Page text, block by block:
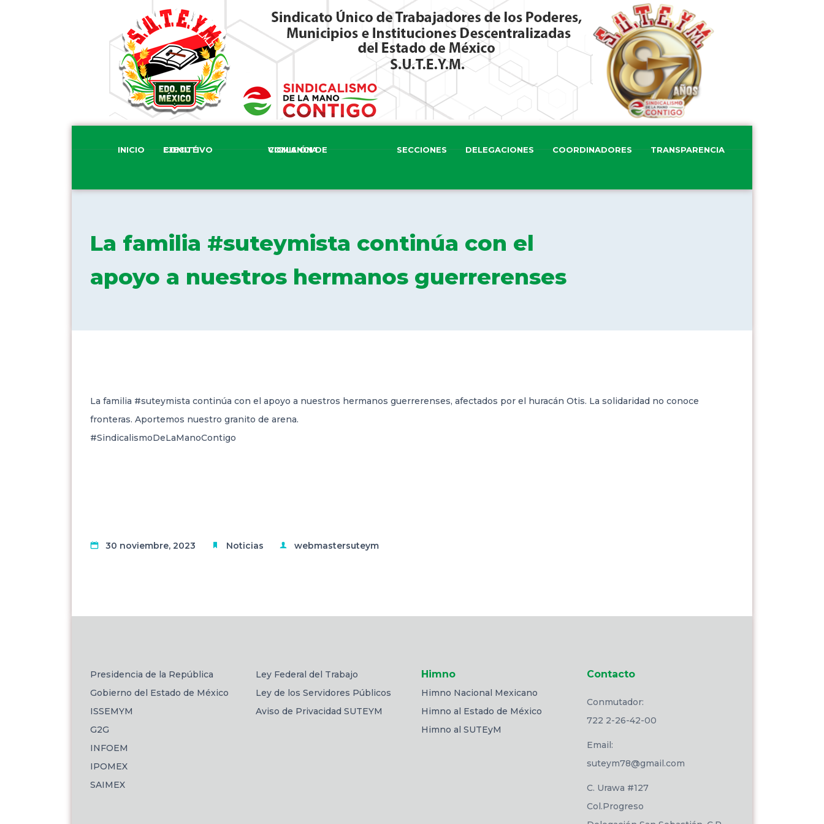
INICIO COMITÉ EJECUTIVO COMISIÓN DE VIGILANCIA SECCIONES DELEGACIONES COORDINADORES TRANSPARENCIA
La familia #suteymista continúa con el
apoyo a nuestros hermanos guerrerenses
La familia #suteymista continúa con el apoyo a nuestros hermanos guerrerenses, afectados por el huracán Otis. La solidaridad no conoce
fronteras. Aportemos nuestro granito de arena.
#SindicalismoDeLaManoContigo
30 noviembre, 2023 Noticias webmastersuteym
Presidencia de la República
Gobierno del Estado de México
ISSEMYM
G2G
INFOEM
IPOMEX
SAIMEX
Ley Federal del Trabajo
Ley de los Servidores Públicos
Aviso de Privacidad SUTEYM
Himno
Himno Nacional Mexicano
Himno al Estado de México
Himno al SUTEyM
Contacto
Conmutador:
722 2-26-42-00
Email:
suteym78@gmail.com
C. Urawa #127
Col.Progreso